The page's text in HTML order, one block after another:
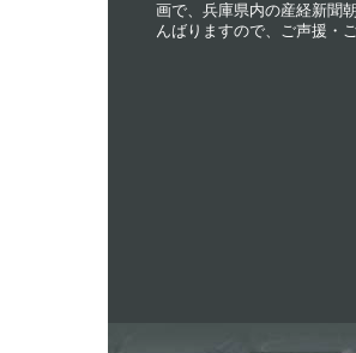
画で、兵庫県内の産経新聞
んばりますので、ご声援・